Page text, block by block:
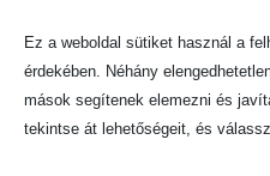
ügyfeleinknek, de
ha az összeg
Ez a weboldal sütiket használ a
érdekében. Néhány
mások segítenek elemezni és
tekintse át lehetőségeit, és